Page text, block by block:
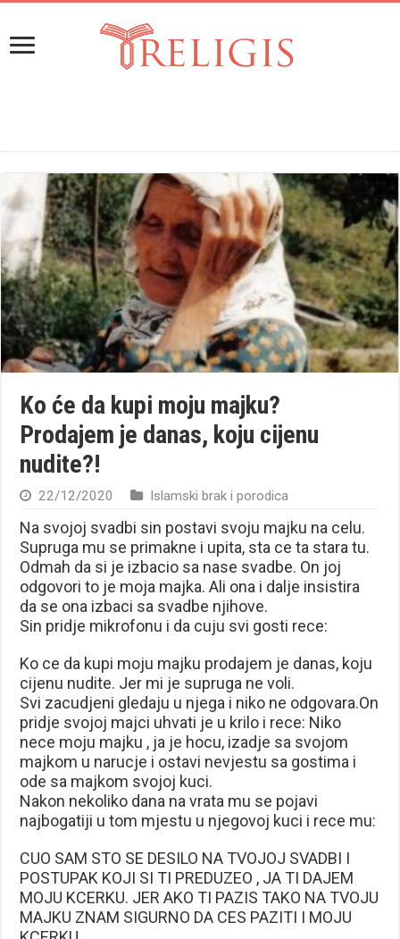
Ko će da kupi moju majku?
Prodajem je danas, koju cijenu
nudite?!
22/12/2020 Islamski brak i porodica
Na svojoj svadbi sin postavi svoju majku na celu.
Supruga mu se primakne i upita, sta ce ta stara tu.
Odmah da si je izbacio sa nase svadbe. On joj
odgovori to je moja majka. Ali ona i dalje insistira
da se ona izbaci sa svadbe njihove.
Sin pridje mikrofonu i da cuju svi gosti rece:
Ko ce da kupi moju majku prodajem je danas, koju
cijenu nudite. Jer mi je supruga ne voli.
Svi zacudjeni gledaju u njega i niko ne odgovara.On
pridje svojoj majci uhvati je u krilo i rece: Niko
nece moju majku , ja je hocu, izadje sa svojom
majkom u narucje i ostavi nevjestu sa gostima i
ode sa majkom svojoj kuci.
Nakon nekoliko dana na vrata mu se pojavi
najbogatiji u tom mjestu u njegovoj kuci i rece mu:
CUO SAM STO SE DESILO NA TVOJOJ SVADBI I
POSTUPAK KOJI SI TI PREDUZEO , JA TI DAJEM
MOJU KCERKU. JER AKO TI PAZIS TAKO NA TVOJU
MAJKU ZNAM SIGURNO DA CES PAZITI I MOJU